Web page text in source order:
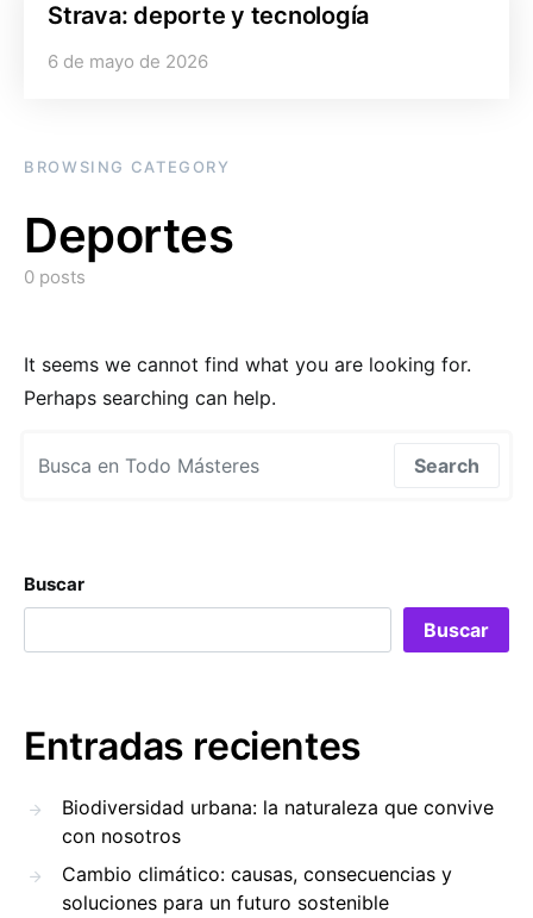
Strava: deporte y tecnología
6 de mayo de 2026
BROWSING CATEGORY
Deportes
0 posts
It seems we cannot find what you are looking for.
Perhaps searching can help.
Search
Buscar
Buscar
Entradas recientes
Biodiversidad urbana: la naturaleza que convive
con nosotros
Cambio climático: causas, consecuencias y
soluciones para un futuro sostenible